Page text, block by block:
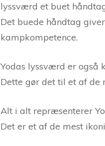
lyssværd et buet
Det buede håndtag
kampkompetence.
Yodas lyssværd er
Dette gør det til et af de
Alt i alt repræsenterer
Det er et af de mest